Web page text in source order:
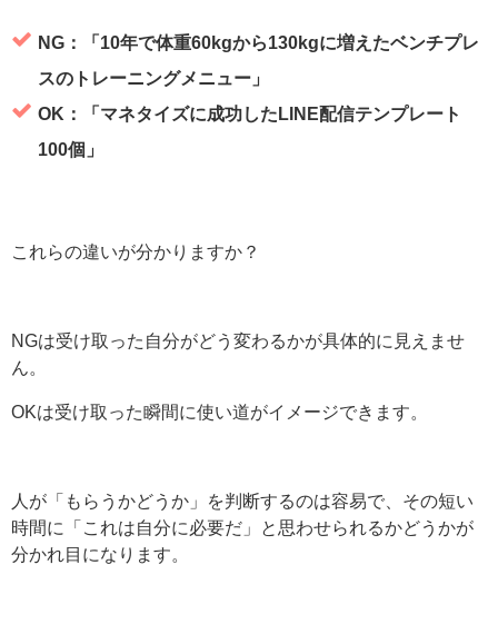
NG：「10年で体重60kgから130kgに増えたベンチプレ
スのトレーニングメニュー」
OK：「マネタイズに成功したLINE配信テンプレート
100個」
これらの違いが分かりますか？
NGは受け取った自分がどう変わるかが具体的に見えませ
ん。
OKは受け取った瞬間に使い道がイメージできます。
人が「もらうかどうか」を判断するのは容易で、その短い
時間に「これは自分に必要だ」と思わせられるかどうかが
分かれ目になります。